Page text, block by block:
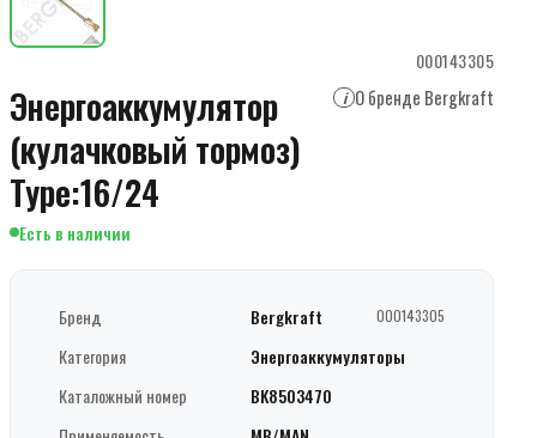
000143305
Энергоаккумулятор
(кулачковый тормоз)
Type:16/24
i О бренде Bergkraft
Есть в наличии
Бренд Bergkraft 000143305
Категория
Энергоаккумуляторы
Каталожный номер
BK8503470